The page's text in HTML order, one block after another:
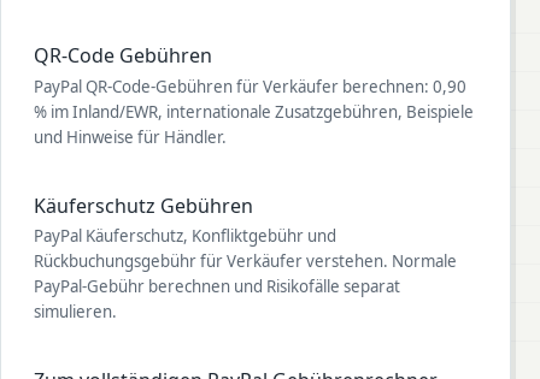
QR-Code Gebühren
PayPal QR-Code-Gebühren für Verkäufer berechnen: 0,90
% im Inland/EWR, internationale Zusatzgebühren, Beispiele
und Hinweise für Händler.
Käuferschutz Gebühren
PayPal Käuferschutz, Konfliktgebühr und
Rückbuchungsgebühr für Verkäufer verstehen. Normale
PayPal-Gebühr berechnen und Risikofälle separat
simulieren.